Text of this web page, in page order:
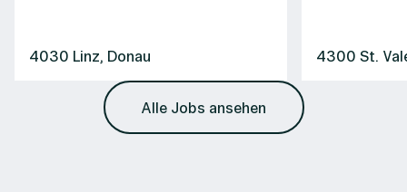
4030 Linz, Donau 4300 St.
Alle Jobs ansehen